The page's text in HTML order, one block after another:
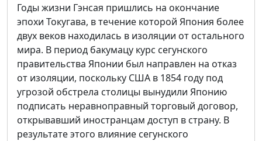
Годы жизни Гэнсая пришлись на окончание
эпохи Токугава, в течение которой Япония более
двух веков находилась в изоляции от остального
мира. В период бакумацу курс сегунского
правительства Японии был направлен на отказ
от изоляции, поскольку США в 1854 году под
угрозой обстрела столицы вынудили Японию
подписать неравноправный торговый договор,
открывавший иностранцам доступ в страну. В
результате этого влияние сегунского